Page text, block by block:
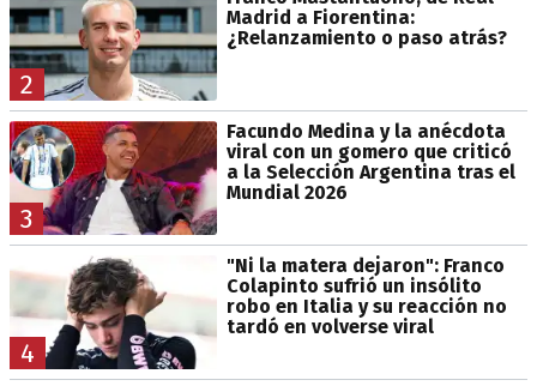
2
Madrid a Fiorentina:
¿Relanzamiento o paso atrás?
3
Facundo Medina y la anécdota
viral con un gomero que criticó
a la Selección Argentina tras el
Mundial 2026
4
"Ni la matera dejaron": Franco
Colapinto sufrió un insólito
robo en Italia y su reacción no
tardó en volverse viral